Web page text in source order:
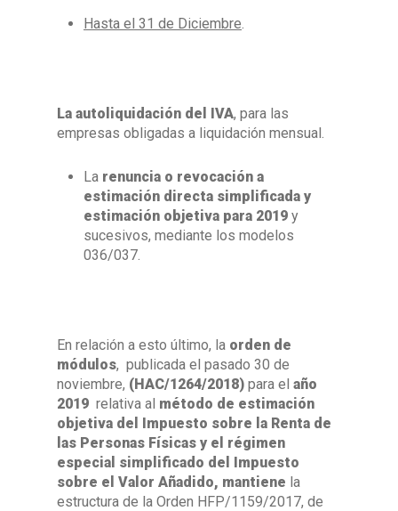
Hasta el 31 de Diciembre.
La autoliquidación del IVA, para las
empresas obligadas a liquidación mensual.
La renuncia o revocación a
estimación directa simplificada y
estimación objetiva para 2019 y
sucesivos, mediante los modelos
036/037.
En relación a esto último, la orden de
módulos, publicada el pasado 30 de
noviembre, (HAC/1264/2018) para el año
2019 relativa al método de estimación
objetiva del Impuesto sobre la Renta de
las Personas Físicas y el régimen
especial simplificado del Impuesto
sobre el Valor Añadido, mantiene la
estructura de la Orden HFP/1159/2017, de